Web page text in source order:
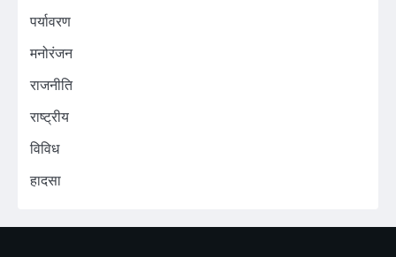
पर्यावरण
मनोरंजन
राजनीति
राष्ट्रीय
विविध
हादसा